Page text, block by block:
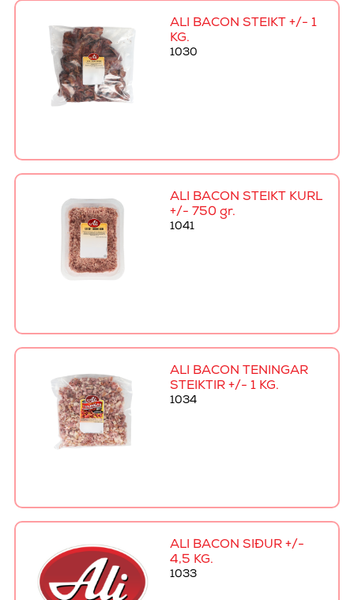
ALI BACON STEIKT +/- 1
KG.
1030
ALI BACON STEIKT KURL
+/- 750 gr.
1041
ALI BACON TENINGAR
STEIKTIR +/- 1 KG.
1034
ALI BACON SÍÐUR +/-
4,5 KG.
1033